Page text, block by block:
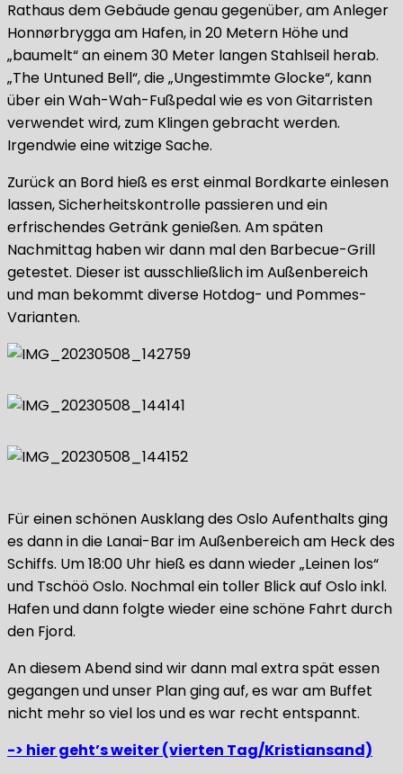
Rathaus dem Gebäude genau gegenüber, am Anleger
Honnørbrygga am Hafen, in 20 Metern Höhe und
„baumelt“ an einem 30 Meter langen Stahlseil herab.
„The Untuned Bell“, die „Ungestimmte Glocke“, kann
über ein Wah-Wah-Fußpedal wie es von Gitarristen
verwendet wird, zum Klingen gebracht werden.
Irgendwie eine witzige Sache.
Zurück an Bord hieß es erst einmal Bordkarte einlesen
lassen, Sicherheitskontrolle passieren und ein
erfrischendes Getränk genießen. Am späten
Nachmittag haben wir dann mal den Barbecue-Grill
getestet. Dieser ist ausschließlich im Außenbereich
und man bekommt diverse Hotdog- und Pommes-
Varianten.
Für einen schönen Ausklang des Oslo Aufenthalts ging
es dann in die Lanai-Bar im Außenbereich am Heck des
Schiffs. Um 18:00 Uhr hieß es dann wieder „Leinen los“
und Tschöö Oslo. Nochmal ein toller Blick auf Oslo inkl.
Hafen und dann folgte wieder eine schöne Fahrt durch
den Fjord.
An diesem Abend sind wir dann mal extra spät essen
gegangen und unser Plan ging auf, es war am Buffet
nicht mehr so viel los und es war recht entspannt.
-> hier geht’s weiter (vierten Tag/Kristiansand)